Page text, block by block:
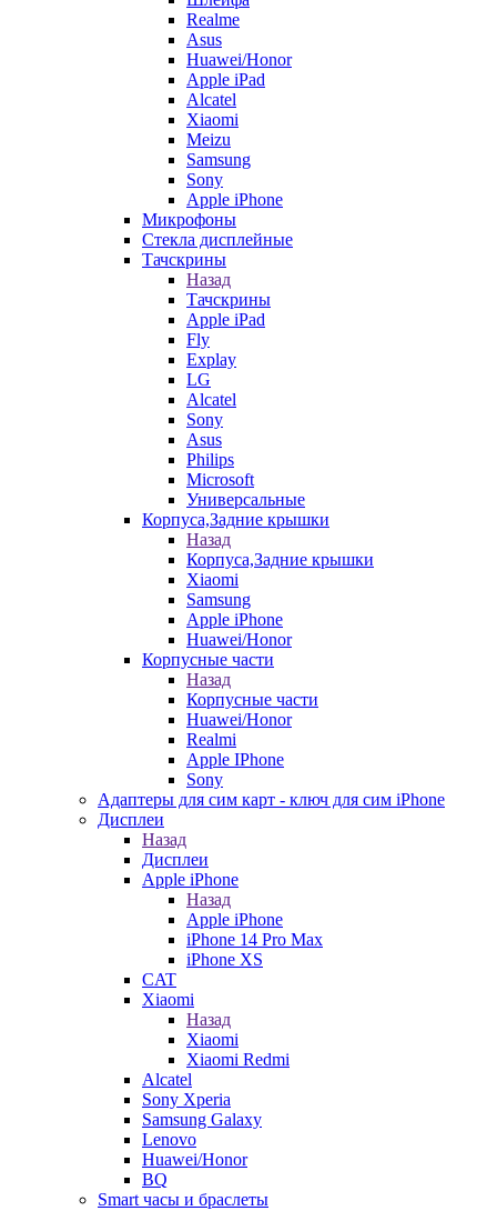
Realme
Asus
Huawei/Honor
Apple iPad
Alcatel
Xiaomi
Meizu
Samsung
Sony
Apple iPhone
Микрофоны
Стекла дисплейные
Тачскрины
Назад
Тачскрины
Apple iPad
Fly
Explay
LG
Alcatel
Sony
Asus
Philips
Microsoft
Универсальные
Корпуса,Задние крышки
Назад
Корпуса,Задние крышки
Xiaomi
Samsung
Apple iPhone
Huawei/Honor
Корпусные части
Назад
Корпусные части
Huawei/Honor
Realmi
Apple IPhone
Sony
Адаптеры для сим карт - ключ для сим iPhone
Дисплеи
Назад
Дисплеи
Apple iPhone
Назад
Apple iPhone
iPhone 14 Pro Max
iPhone XS
CAT
Xiaomi
Назад
Xiaomi
Xiaomi Redmi
Alcatel
Sony Xperia
Samsung Galaxy
Lenovo
Huawei/Honor
BQ
Smart часы и браслеты